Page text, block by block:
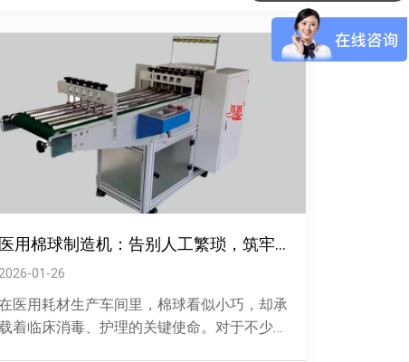
医用棉球制造机：告别人工繁琐，筑牢医用耗材品质防线
2026-01-26
医用耗材生产车间里，棉球看似小巧，却承
着临床消毒、护理的关键使命。对于不少卫